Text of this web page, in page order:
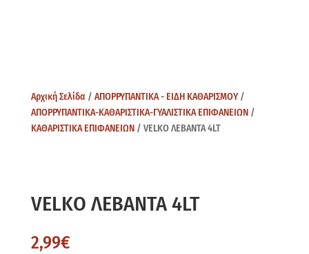
Αρχική Σελίδα / ΑΠΟΡΡΥΠΑΝΤΙΚΑ - ΕΙΔΗ ΚΑΘΑΡΙΣΜΟΥ/
ΑΠΟΡΡΥΠΑΝΤΙΚΑ-ΚΑΘΑΡΙΣΤΙΚΑ-ΓΥΑΛΙΣΤΙΚΑ ΕΠΙΦΑΝΕΙΩΝ/
ΚΑΘΑΡΙΣΤΙΚΑ ΕΠΙΦΑΝΕΙΩΝ/ VELKO ΛΕΒΑΝΤΑ 4LT
VELKO ΛΕΒΑΝΤΑ 4LT
2,99€